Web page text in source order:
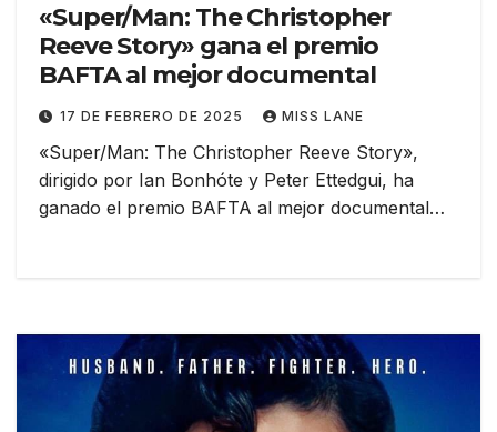
«Super/Man: The Christopher
Reeve Story» gana el premio
BAFTA al mejor documental
17 DE FEBRERO DE 2025 MISS LANE
«Super/Man: The Christopher Reeve Story»,
dirigido por Ian Bonhóte y Peter Ettedgui, ha
ganado el premio BAFTA al mejor documental…